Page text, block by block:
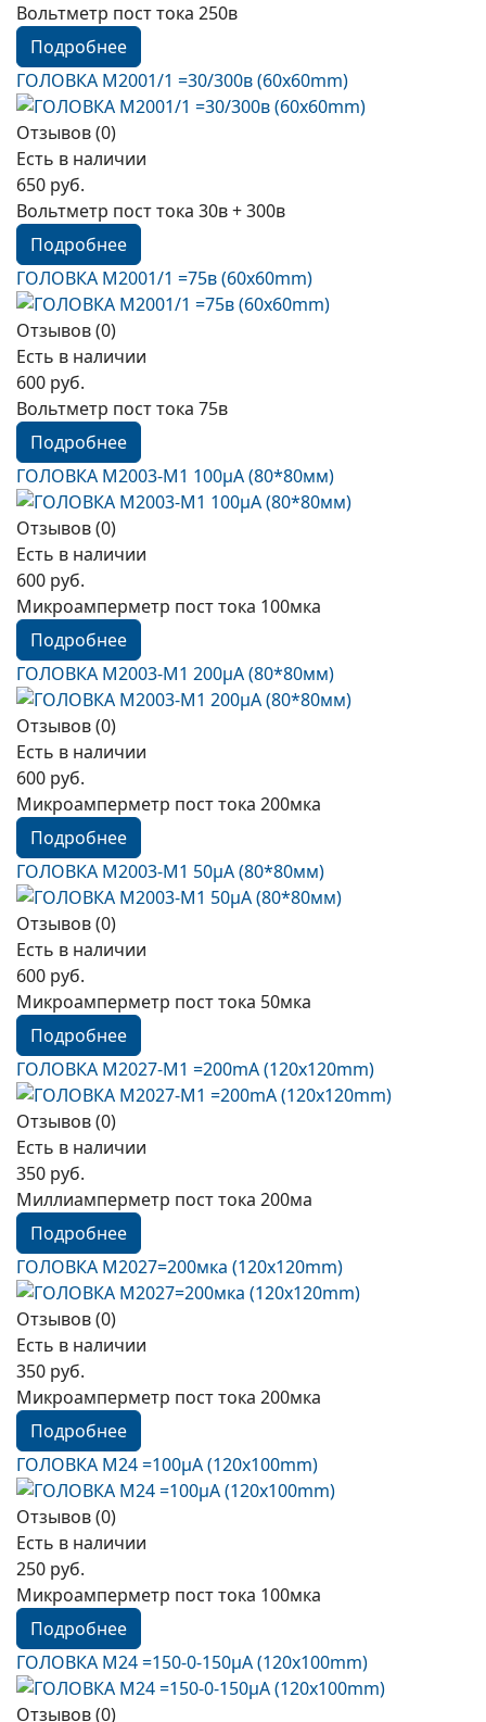
Вольтметр пост тока 250в
Подробнее
ГОЛОВКА М2001/1 =30/300в (60x60mm)
Отзывов (0)
Есть в наличии
650 руб.
Вольтметр пост тока 30в + 300в
Подробнее
ГОЛОВКА М2001/1 =75в (60x60mm)
Отзывов (0)
Есть в наличии
600 руб.
Вольтметр пост тока 75в
Подробнее
ГОЛОВКА М2003-М1 100µА (80*80мм)
Отзывов (0)
Есть в наличии
600 руб.
Микроамперметр пост тока 100мка
Подробнее
ГОЛОВКА М2003-М1 200µА (80*80мм)
Отзывов (0)
Есть в наличии
600 руб.
Микроамперметр пост тока 200мка
Подробнее
ГОЛОВКА М2003-М1 50µА (80*80мм)
Отзывов (0)
Есть в наличии
600 руб.
Микроамперметр пост тока 50мка
Подробнее
ГОЛОВКА М2027-M1 =200mА (120x120mm)
Отзывов (0)
Есть в наличии
350 руб.
Миллиамперметр пост тока 200ма
Подробнее
ГОЛОВКА М2027=200мка (120x120mm)
Отзывов (0)
Есть в наличии
350 руб.
Микроамперметр пост тока 200мка
Подробнее
ГОЛОВКА М24 =100µА (120x100mm)
Отзывов (0)
Есть в наличии
250 руб.
Микроамперметр пост тока 100мка
Подробнее
ГОЛОВКА М24 =150-0-150µА (120x100mm)
Отзывов (0)